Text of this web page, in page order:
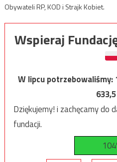
Obywateli RP, KOD i Strajk Kobiet.
Wspieraj
W lipcu potrzebowaliśmy:
633,5
Dziękujemy! i zachęcamy do
fundacji.